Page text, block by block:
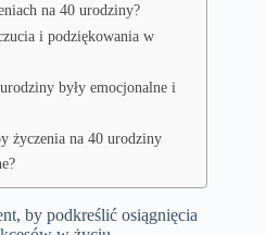
na 40 urodziny?
i podziękowania w
były emocjonalne i
życzenia na 40 urodziny
by podkreślić osiągnięcia